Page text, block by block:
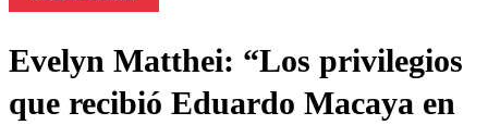
Evelyn Matthei: “Los privilegios
que recibió Eduardo Macaya en